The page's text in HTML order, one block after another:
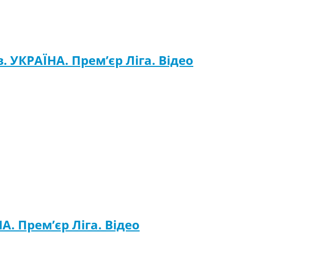
Прем’єр Ліга. Відео
Прем’єр Ліга. Відео